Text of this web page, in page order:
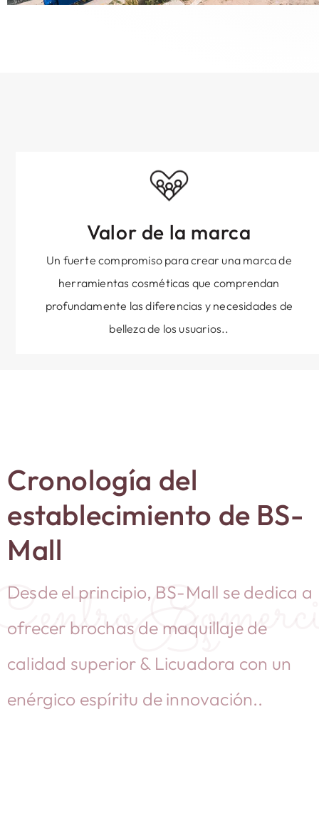
Valor de la marca
Un fuerte compromiso para crear una marca de
herramientas cosméticas que comprendan
profundamente las diferencias y necesidades de
belleza de los usuarios..
Cronología del
establecimiento de BS-
Mall
Bs
Desde el principio, BS-Mall se dedica a
ofrecer brochas de maquillaje de
calidad superior & Licuadora con un
enérgico espíritu de innovación..